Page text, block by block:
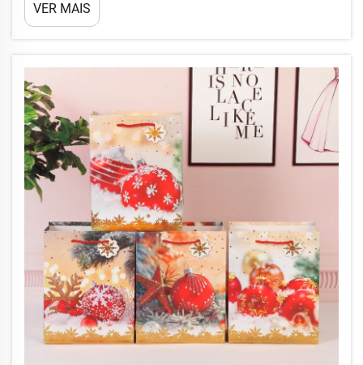
satisfação do cliente. Os gestores de frota devem equilibrar os
VER MAIS